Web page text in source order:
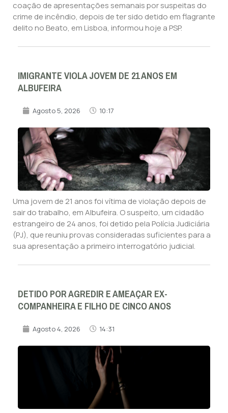
coação de apresentações semanais por suspeitas do
crime de incêndio, depois de ter sido detido em flagrante
delito no Beato, em Lisboa, informou hoje a PSP.
IMIGRANTE VIOLA JOVEM DE 21 ANOS EM
ALBUFEIRA
Agosto 5, 2026 10:17
Uma jovem de 21 anos foi vítima de violação depois de
sair do trabalho, em Albufeira. O suspeito, um cidadão
estrangeiro de 24 anos, foi detido pela Polícia Judiciária
(PJ), que reuniu provas consideradas suficientes para a
sua apresentação a primeiro interrogatório judicial.
DETIDO POR AGREDIR E AMEAÇAR EX-
COMPANHEIRA E FILHO DE CINCO ANOS
Agosto 4, 2026 14:31